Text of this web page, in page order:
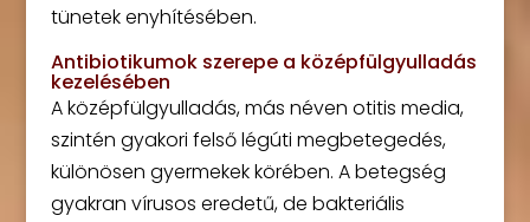
tünetek enyhítésében.
Antibiotikumok szerepe a középfülgyulladás
kezelésében
A középfülgyulladás, más néven otitis media,
szintén gyakori felső légúti megbetegedés,
különösen gyermekek körében. A betegség
gyakran vírusos eredetű, de bakteriális